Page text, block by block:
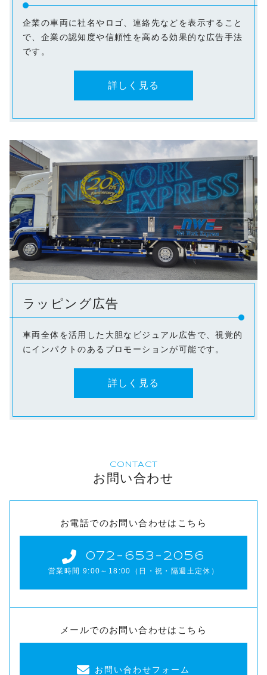
企業の車両に社名やロゴ、連絡先などを表示すること
で、企業の認知度や信頼性を高める効果的な広告手法
です。
詳しく見る
ラッピング広告
車両全体を活用した大胆なビジュアル広告で、視覚的
にインパクトのあるプロモーションが可能です。
詳しく見る
CONTACT
お問い合わせ
お電話でのお問い合わせはこちら
072-653-2056
営業時間 9:00～18:00（日・祝・隔週土定休）
メールでのお問い合わせはこちら
お問い合わせフォーム